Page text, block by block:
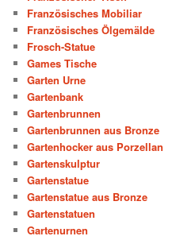
Französisches Mobiliar
Französisches Ölgemälde
Frosch-Statue
Games Tische
Garten Urne
Gartenbank
Gartenbrunnen
Gartenbrunnen aus Bronze
Gartenhocker aus Porzellan
Gartenskulptur
Gartenstatue
Gartenstatue aus Bronze
Gartenstatuen
Gartenurnen